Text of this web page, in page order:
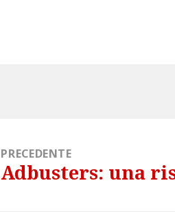
PRECEDENTE
Articolo
Adbusters: una